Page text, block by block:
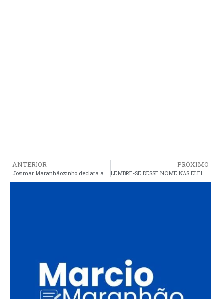
ANTERIOR
Josimar Maranhãozinho declara apoio a Weverton
PRÓXIMO
LEMBRE-SE DESSE NOME NAS ELEIÇÕES: Deputado Federal Aluísio Mendes, que irá testemunhar a favor do prefeito acusado de desvio de dinheiro